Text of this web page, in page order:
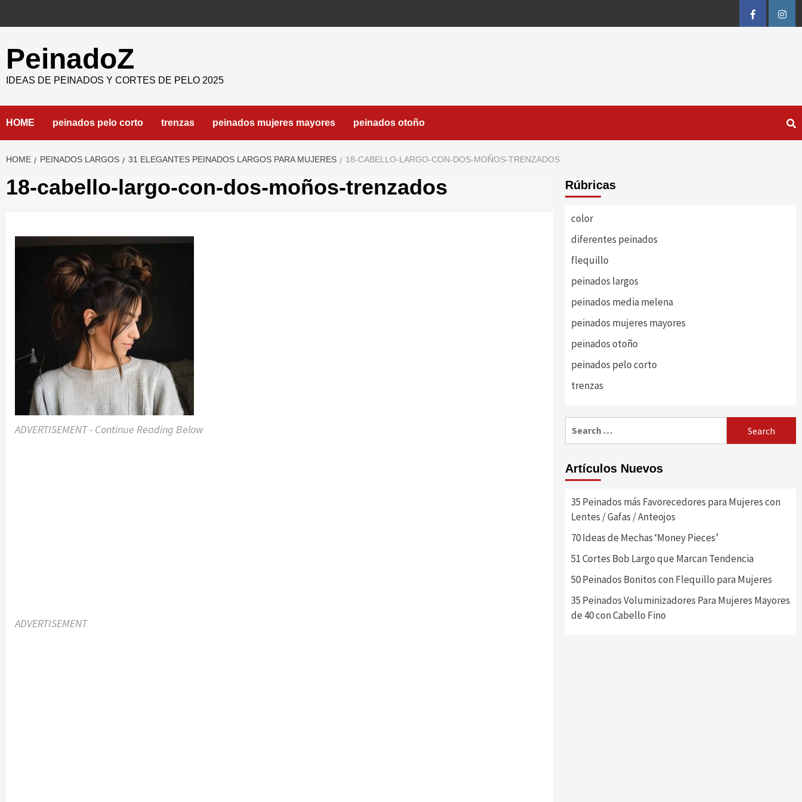
FB IG
PeinadoZ
IDEAS DE PEINADOS Y CORTES DE PELO 2025
HOME peinados pelo corto trenzas peinados mujeres mayores peinados otoño
HOME PEINADOS LARGOS 31 ELEGANTES PEINADOS LARGOS PARA MUJERES 18-CABELLO-LARGO-CON-DOS-MOÑOS-TRENZADOS
18-cabello-largo-con-dos-moños-trenzados
ADVERTISEMENT - Continue Reading Below
ADVERTISEMENT
Rúbricas
color
diferentes peinados
flequillo
peinados largos
peinados media melena
peinados mujeres mayores
peinados otoño
peinados pelo corto
trenzas
Artículos Nuevos
35 Peinados más Favorecedores para Mujeres con
Lentes / Gafas / Anteojos
70 Ideas de Mechas ‘Money Pieces’
51 Cortes Bob Largo que Marcan Tendencia
50 Peinados Bonitos con Flequillo para Mujeres
35 Peinados Voluminizadores Para Mujeres Mayores
de 40 con Cabello Fino